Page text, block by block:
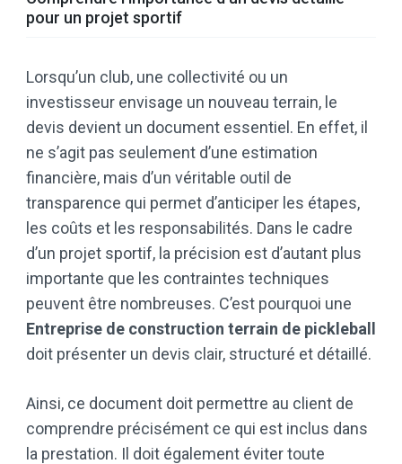
pour un projet sportif
Lorsqu’un club, une collectivité ou un
investisseur envisage un nouveau terrain, le
devis devient un document essentiel. En effet, il
ne s’agit pas seulement d’une estimation
financière, mais d’un véritable outil de
transparence qui permet d’anticiper les étapes,
les coûts et les responsabilités. Dans le cadre
d’un projet sportif, la précision est d’autant plus
importante que les contraintes techniques
peuvent être nombreuses. C’est pourquoi une
Entreprise de construction terrain de pickleball
doit présenter un devis clair, structuré et détaillé.
Ainsi, ce document doit permettre au client de
comprendre précisément ce qui est inclus dans
la prestation. Il doit également éviter toute